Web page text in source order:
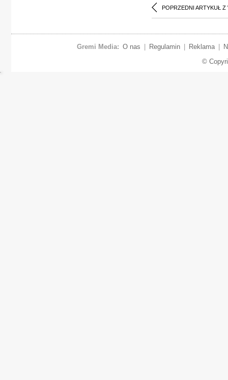
POPRZEDNI ARTYKUŁ Z
Gremi Media: O nas Regulamin Reklama
©